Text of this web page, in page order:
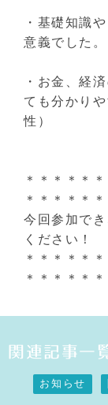
・基礎知識
意義でした。
・お金、経
ても分かり
性）
＊＊＊＊＊
＊＊＊＊＊＊
今回参加で
ください！
＊＊＊＊＊
＊＊＊＊＊＊
関連記事一
お知らせ